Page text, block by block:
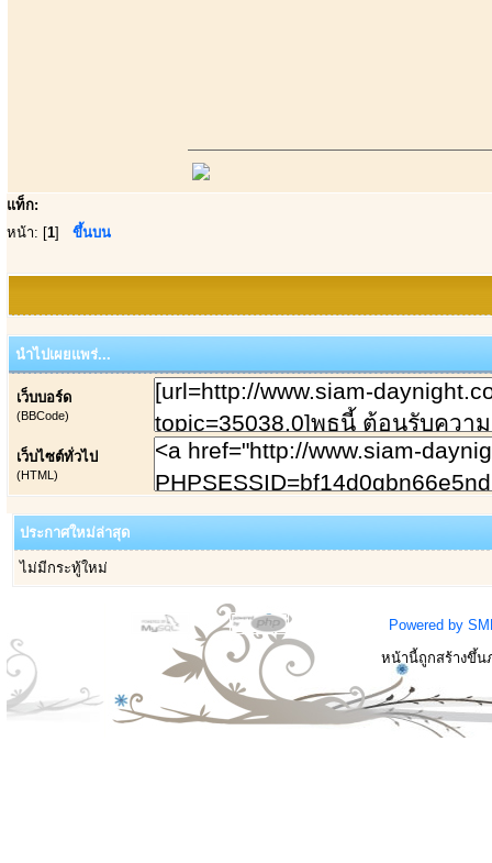
แท็ก:
หน้า: [1] ขึ้นบน
นำไปเผยแพร่...
เว็บบอร์ด
(BBCode)
เว็บไซต์ทั่วไป
(HTML)
ประกาศใหม่ล่าสุด
ไม่มีกระทู้ใหม่
Powered by
หน้านี้ถูกสร้างขึ้น